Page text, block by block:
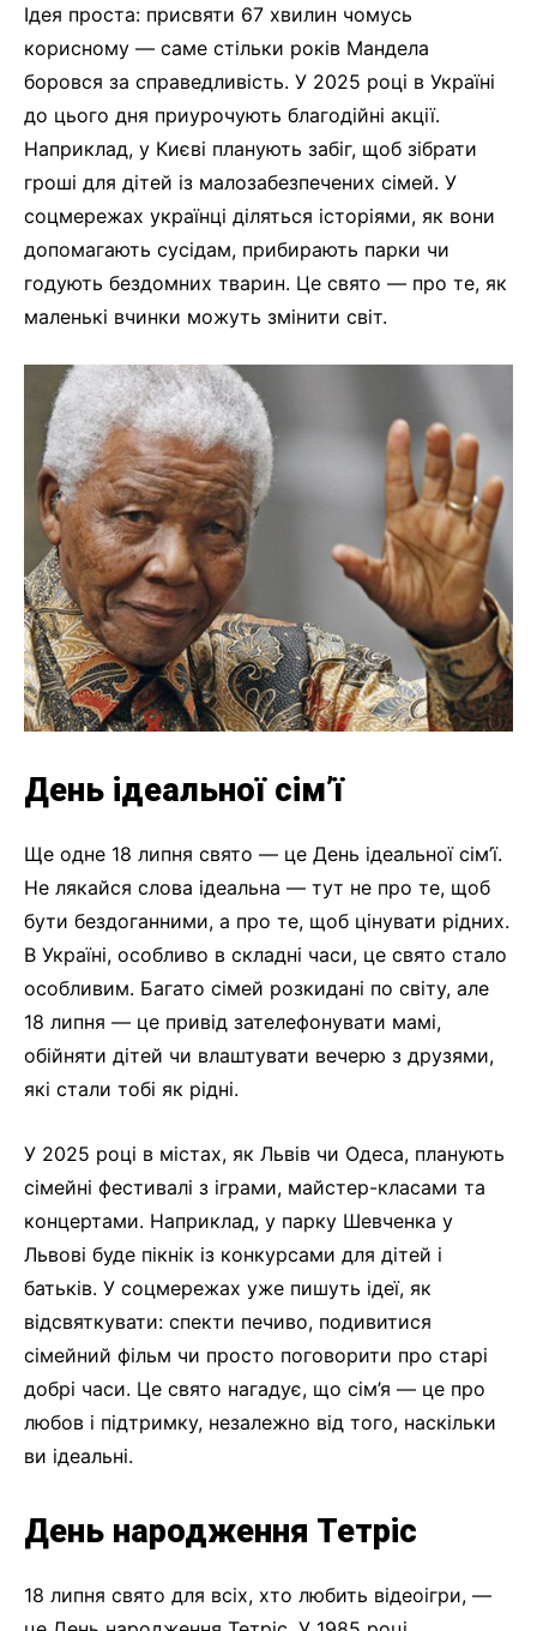
Ідея проста: присвяти 67 хвилин чомусь
корисному — саме стільки років Мандела
боровся за справедливість. У 2025 році в Україні
до цього дня приурочують благодійні акції.
Наприклад, у Києві планують забіг, щоб зібрати
гроші для дітей із малозабезпечених сімей. У
соцмережах українці діляться історіями, як вони
допомагають сусідам, прибирають парки чи
годують бездомних тварин. Це свято — про те, як
маленькі вчинки можуть змінити світ.
День ідеальної сім’ї
Ще одне 18 липня свято — це День ідеальної сім’ї.
Не лякайся слова ідеальна — тут не про те, щоб
бути бездоганними, а про те, щоб цінувати рідних.
В Україні, особливо в складні часи, це свято стало
особливим. Багато сімей розкидані по світу, але
18 липня — це привід зателефонувати мамі,
обійняти дітей чи влаштувати вечерю з друзями,
які стали тобі як рідні.
У 2025 році в містах, як Львів чи Одеса, планують
сімейні фестивалі з іграми, майстер-класами та
концертами. Наприклад, у парку Шевченка у
Львові буде пікнік із конкурсами для дітей і
батьків. У соцмережах уже пишуть ідеї, як
відсвяткувати: спекти печиво, подивитися
сімейний фільм чи просто поговорити про старі
добрі часи. Це свято нагадує, що сім’я — це про
любов і підтримку, незалежно від того, наскільки
ви ідеальні.
День народження Тетріс
18 липня свято для всіх, хто любить відеоігри, —